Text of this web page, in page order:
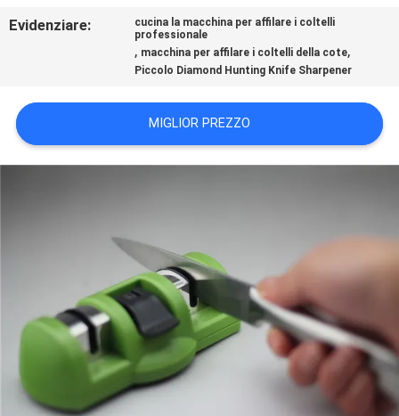
CASI
UN
PREVENTIVO
PRIVACY
POLICY
Evidenziare:
cucina la macchina per affilare i coltelli
professionale
, macchina per affilare i coltelli della cote,
Piccolo Diamond Hunting Knife Sharpener
MIGLIOR PREZZO